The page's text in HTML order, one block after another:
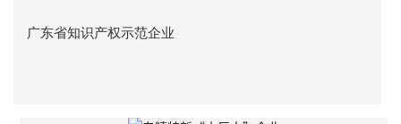
广东省知识产权示范企业